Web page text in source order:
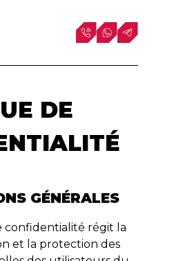
DE
GÉNÉRALES
confidentialité régit la
et la protection des